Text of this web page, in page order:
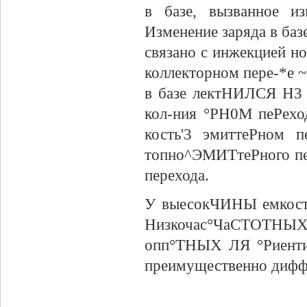
в базе, вызванное
Изменение заряда в
связано с инжекцией
коллекторном пере-*е
в базе лектНИЛСЯ Н3
кол-ния °РН0М
кость'3 эмиттеРном
топно^ЭМИТтеРного
перехода.
У выесокЧИНЫ
Низкочас°ЧаСТОТНЫХ
опп°ТНЫХ ЛЯ
преимущественно